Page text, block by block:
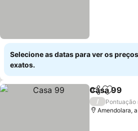
Selecione as datas para ver os preços
exatos.
Partilhar
Casa 99
/
Pontuação
Amendolara,